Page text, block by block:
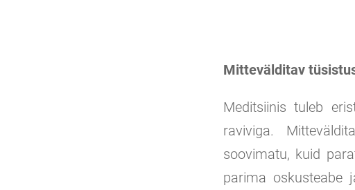
Mittevälditav
Meditsiinis tuleb
raviviga.
soovimatu, kuid
parima oskusteabe